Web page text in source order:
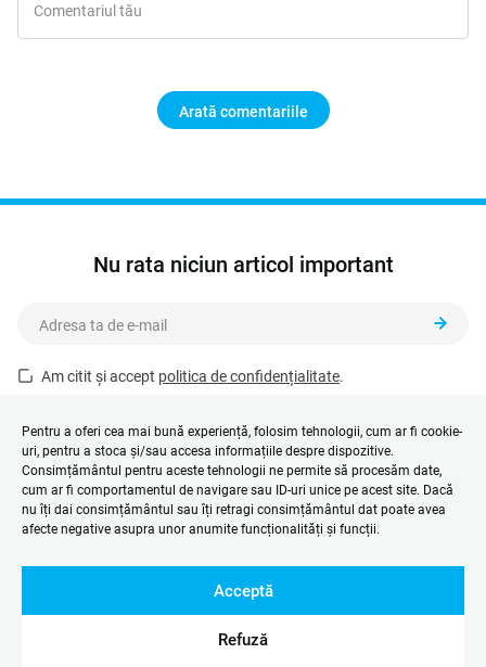
Pentru a oferi cea mai bună experiență, folosim tehnologii, cum ar fi cookie-
uri, pentru a stoca și/sau accesa informațiile despre dispozitive.
Consimțământul pentru aceste tehnologii ne permite să procesăm date,
cum ar fi comportamentul de navigare sau ID-uri unice pe acest site. Dacă
nu îți dai consimțământul sau îți retragi consimțământul dat poate avea
afecte negative asupra unor anumite funcționalități și funcții.
Acceptă
Refuză
Arată comentariile
Nu rata niciun articol important
Am citit și accept politica de confidențialitate.
confidențialitateșiTermenii și condițiile Google.